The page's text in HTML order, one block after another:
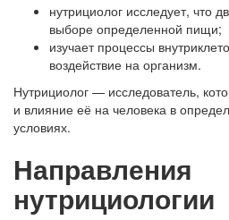
нутрициолог исследует, что
выборе определенной пищи;
изучает процессы
воздействие на организм.
Нутрициолог — исследователь,
и влияние её на человека в
условиях.
Направления
нутрициологии